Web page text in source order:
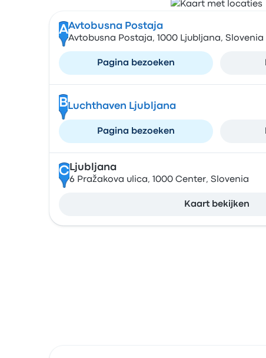
AAvtobusna Postaja
Avtobusna Postaja, 1000 Ljubljana, Slovenia
Pagina bezoeken
BLuchthaven Ljubljana
Pagina bezoeken
CLjubljana
6 Pražakova ulica, 1000 Center, Slovenia
Kaart bekijken